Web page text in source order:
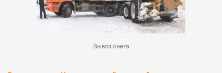
Вывоз снега